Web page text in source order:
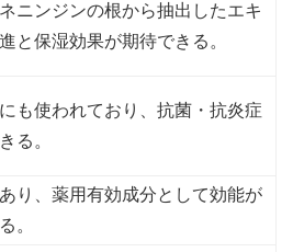
ニンジンの根から抽出したエキ
と保湿効果が期待できる。
も使われており、抗菌・抗炎症
る。
り、薬用有効成分として効能が
。